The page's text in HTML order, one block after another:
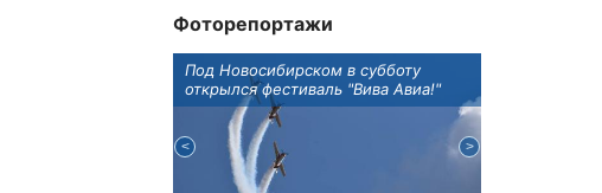
Фоторепортажи
Под Новосибирском в субботу
открылся фестиваль "Вива Авиа!"